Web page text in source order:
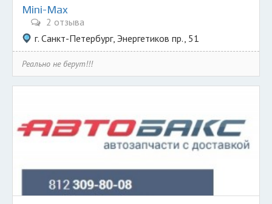
Mini-Max
2 отзыва
г. Санкт-Петербург, Энергетиков пр., 51
Реально не берут!!!